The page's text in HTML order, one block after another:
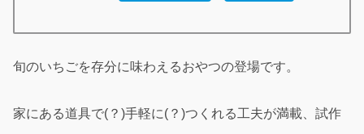
旬のいちごを存分に味わえるおやつの登場です。
家にある道具で(？)手軽に(？)つくれる工夫が満載、試作